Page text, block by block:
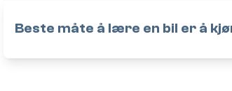
Beste måte å lære en bil er å